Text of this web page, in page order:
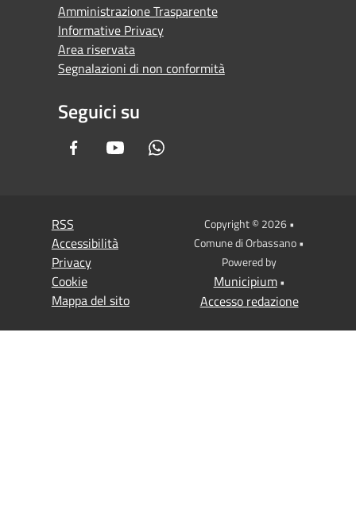
Amministrazione Trasparente
Informative Privacy
Area riservata
Segnalazioni di non conformità
Seguici su
FacebookYoutube
RSS
Accessibilità
Privacy
Cookie
Mappa del sito
Copyright © 2026 •
Comune di Orbassano •
Powered by
Municipium•
Accesso redazione